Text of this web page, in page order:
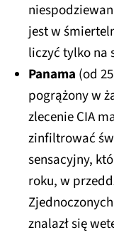
jest w
liczyć tylko na
Panama (od
pogrążony w
zlecenie CIA
zinfiltrować
sensacyjny,
roku, w
znalazł się